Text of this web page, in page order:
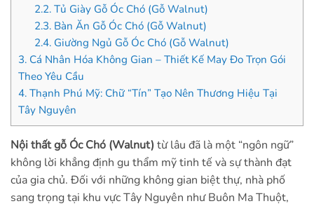
2.2.Tủ Giày Gỗ Óc Chó (Gỗ Walnut)
2.3.Bàn Ăn Gỗ Óc Chó (Gỗ Walnut)
2.4.Giường Ngủ Gỗ Óc Chó (Gỗ Walnut)
3. Cá Nhân Hóa Không Gian – Thiết Kế May Đo Trọn Gói
Theo Yêu Cầu
4. Thạnh Phú Mỹ: Chữ “Tín” Tạo Nên Thương Hiệu Tại
Tây Nguyên
Nội thất gỗ Óc Chó (Walnut) từ lâu đã là một “ngôn ngữ”
không lời khẳng định gu thẩm mỹ tinh tế và sự thành đạt
của gia chủ. Đối với những không gian biệt thự, nhà phố
sang trọng tại khu vực Tây Nguyên như Buôn Ma Thuột,